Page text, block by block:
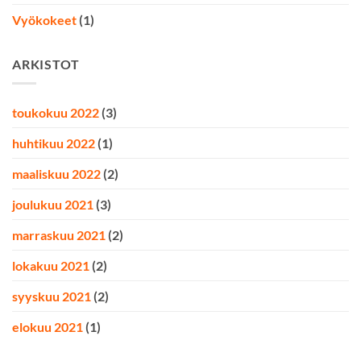
Vyökokeet (1)
ARKISTOT
toukokuu 2022 (3)
huhtikuu 2022 (1)
maaliskuu 2022 (2)
joulukuu 2021 (3)
marraskuu 2021 (2)
lokakuu 2021 (2)
syyskuu 2021 (2)
elokuu 2021 (1)